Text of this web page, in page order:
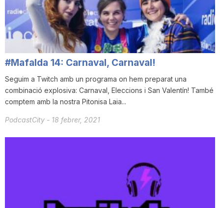
o
a
#Mafalda 14: Carnaval, Carnaval!
Seguim a Twitch amb un programa on hem preparat una
combinació explosiva: Carnaval, Eleccions i San Valentín! També
comptem amb la nostra Pitonisa Laia...
PodcastCity - 18 febrer, 2021